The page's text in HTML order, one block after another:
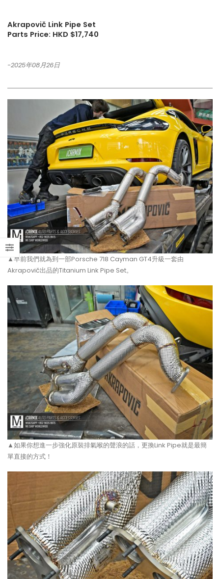
Akrapovič Link Pipe Set
Parts Price: HKD $17,740
-2025年08月26日
▲早前我們就為到一部Porsche 718 Cayman GT4升級一套由
Akrapovič出品的Titanium Link Pipe Set。
▲如果你想進一步強化原裝排氣喉的聲浪的話，更換Link Pipe就是最簡
單直接的方式！
【電車買鈴有什麼要注意!! 承重
能力好重要!!】